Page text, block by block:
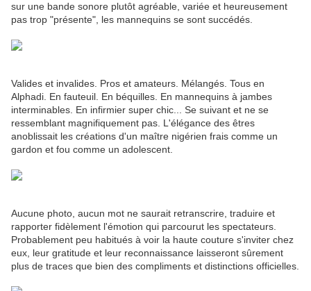
sur une bande sonore plutôt agréable, variée et heureusement
pas trop "présente", les mannequins se sont succédés.
Valides et invalides. Pros et amateurs. Mélangés. Tous en
Alphadi. En fauteuil. En béquilles. En mannequins à jambes
interminables. En infirmier super chic... Se suivant et ne se
ressemblant magnifiquement pas. L'élégance des êtres
anoblissait les créations d'un maître nigérien frais comme un
gardon et fou comme un adolescent.
Aucune photo, aucun mot ne saurait retranscrire, traduire et
rapporter fidèlement l'émotion qui parcourut les spectateurs.
Probablement peu habitués à voir la haute couture s'inviter chez
eux, leur gratitude et leur reconnaissance laisseront sûrement
plus de traces que bien des compliments et distinctions officielles.